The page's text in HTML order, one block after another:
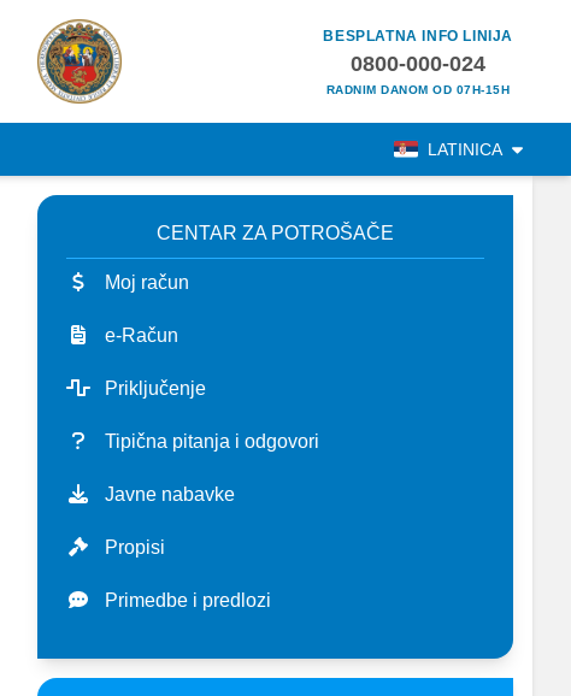
BESPLATNA INFO LINIJA
0800-000-024
RADNIM DANOM OD 07H-15H
LATINICA
CENTAR ZA POTROŠAČE
Moj račun
e-Račun
Priključenje
Tipična pitanja i odgovori
Javne nabavke
Propisi
Primedbe i predlozi